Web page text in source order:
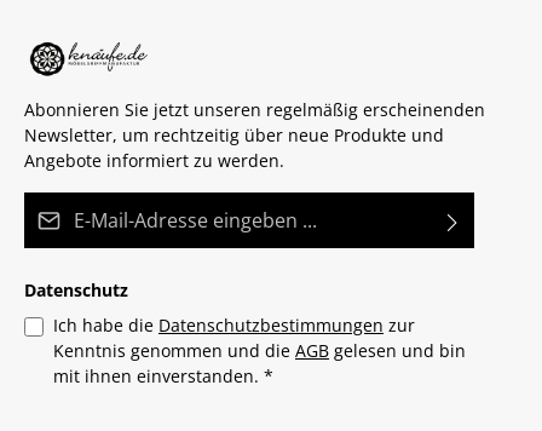
Abonnieren Sie jetzt unseren regelmäßig erscheinenden
Newsletter, um rechtzeitig über neue Produkte und
Angebote informiert zu werden.
Datenschutz
Ich habe die Datenschutzbestimmungen zur
Kenntnis genommen und die AGB gelesen und bin
mit ihnen einverstanden. *